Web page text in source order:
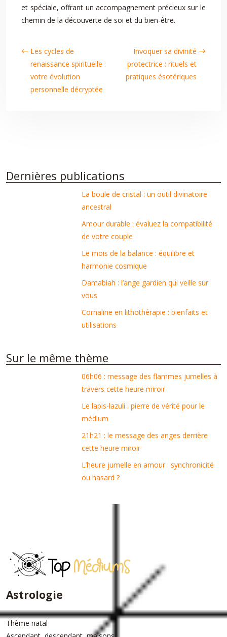
et spéciale, offrant un accompagnement précieux sur le
chemin de la découverte de soi et du bien-être.
Les cycles de
renaissance spirituelle :
votre évolution
personnelle décryptée
Invoquer sa divinité
protectrice : rituels et
pratiques ésotériques
Dernières publications
La boule de cristal : un outil divinatoire
ancestral
Amour durable : évaluez la compatibilité
de votre couple
Le mois de la balance : équilibre et
harmonie cosmique
Damabiah : l’ange gardien qui veille sur
vous
Cornaline en lithothérapie : bienfaits et
utilisations
Sur le même thème
06h06 : message des flammes jumelles à
travers cette heure miroir
Le lapis-lazuli : pierre de vérité pour le
médium
21h21 : le message des anges derrière
cette heure miroir
L’heure jumelle en amour : synchronicité
ou hasard ?
Astrologie
Thème natal